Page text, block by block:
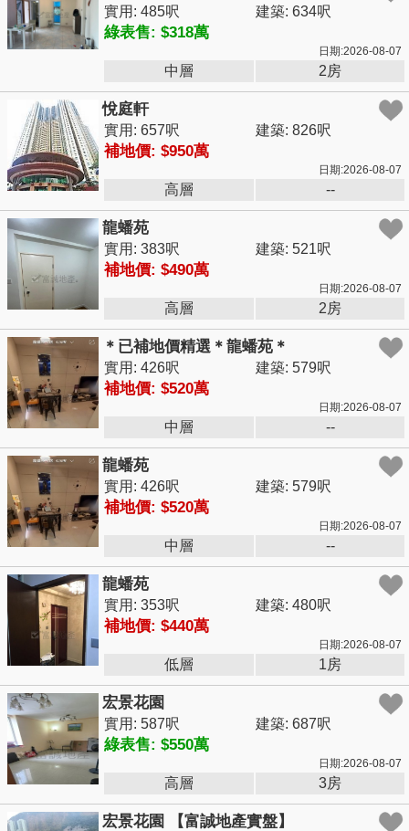
實用: 485呎 建築: 634呎
綠表售: $318萬
日期:2026-08-07
中層 2房
悅庭軒
實用: 657呎 建築: 826呎
補地價: $950萬
日期:2026-08-07
高層 --
龍蟠苑
實用: 383呎 建築: 521呎
補地價: $490萬
日期:2026-08-07
高層 2房
＊已補地價精選＊龍蟠苑＊
實用: 426呎 建築: 579呎
補地價: $520萬
日期:2026-08-07
中層 --
龍蟠苑
實用: 426呎 建築: 579呎
補地價: $520萬
日期:2026-08-07
中層 --
龍蟠苑
實用: 353呎 建築: 480呎
補地價: $440萬
日期:2026-08-07
低層 1房
宏景花園
實用: 587呎 建築: 687呎
綠表售: $550萬
日期:2026-08-07
高層 3房
宏景花園 【富誠地產實盤】